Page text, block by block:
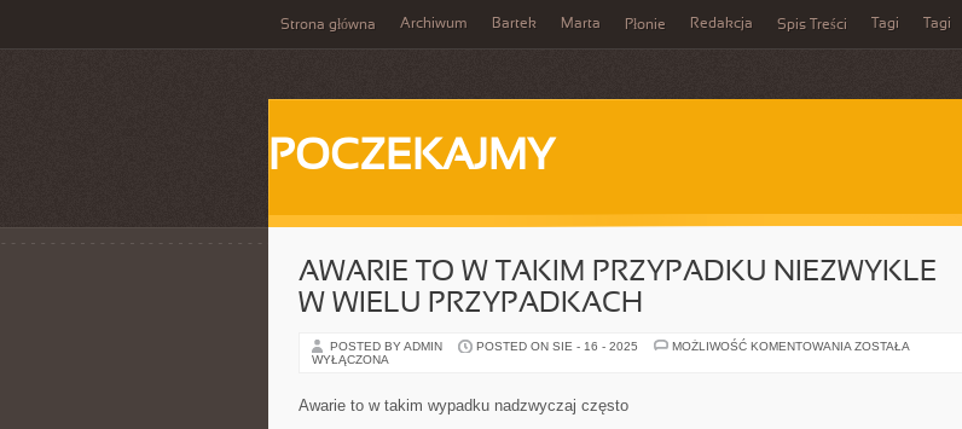
Strona główna Archiwum Bartek Marta Płonie Redakcja Spis Treści Tagi Tagi
POCZEKAJMY
AWARIE TO W TAKIM PRZYPADKU NIEZWYKLE
W WIELU PRZYPADKACH
POSTED BY ADMIN POSTED ON SIE - 16 - 2025 MOŻLIWOŚĆ KOMENTOWANIA AWARIE
ZOSTAŁA
WYŁĄCZONA
Awarie to w takim wypadku nadzwyczaj często